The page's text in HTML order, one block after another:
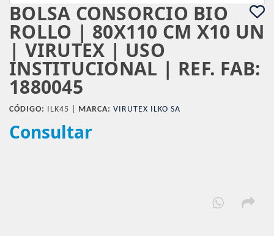
BOLSA CONSORCIO BIO
ROLLO | 80X110 CM X10 UN
| VIRUTEX | USO
INSTITUCIONAL | REF. FAB:
1880045
CÓDIGO: ILK45 | MARCA: VIRUTEX ILKO SA
Consultar